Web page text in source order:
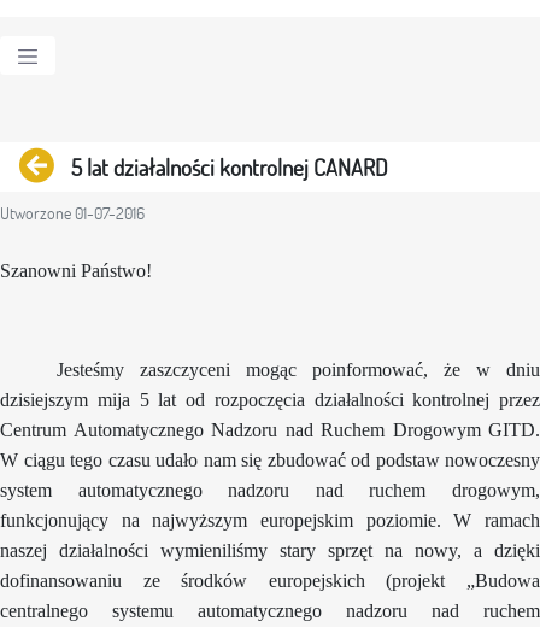
Powrót
5 lat działalności kontrolnej CANARD
Utworzone 01-07-2016
Szanowni Państwo!
Jesteśmy zaszczyceni mogąc poinformować, że w dniu
dzisiejszym mija 5 lat od rozpoczęcia działalności kontrolnej przez
Centrum Automatycznego Nadzoru nad Ruchem Drogowym GITD.
W ciągu tego czasu udało nam się zbudować od podstaw nowoczesny
system automatycznego nadzoru nad ruchem drogowym,
funkcjonujący na najwyższym europejskim poziomie. W ramach
naszej działalności wymieniliśmy stary sprzęt na nowy, a dzięki
dofinansowaniu ze środków europejskich (projekt „Budowa
centralnego systemu automatycznego nadzoru nad ruchem